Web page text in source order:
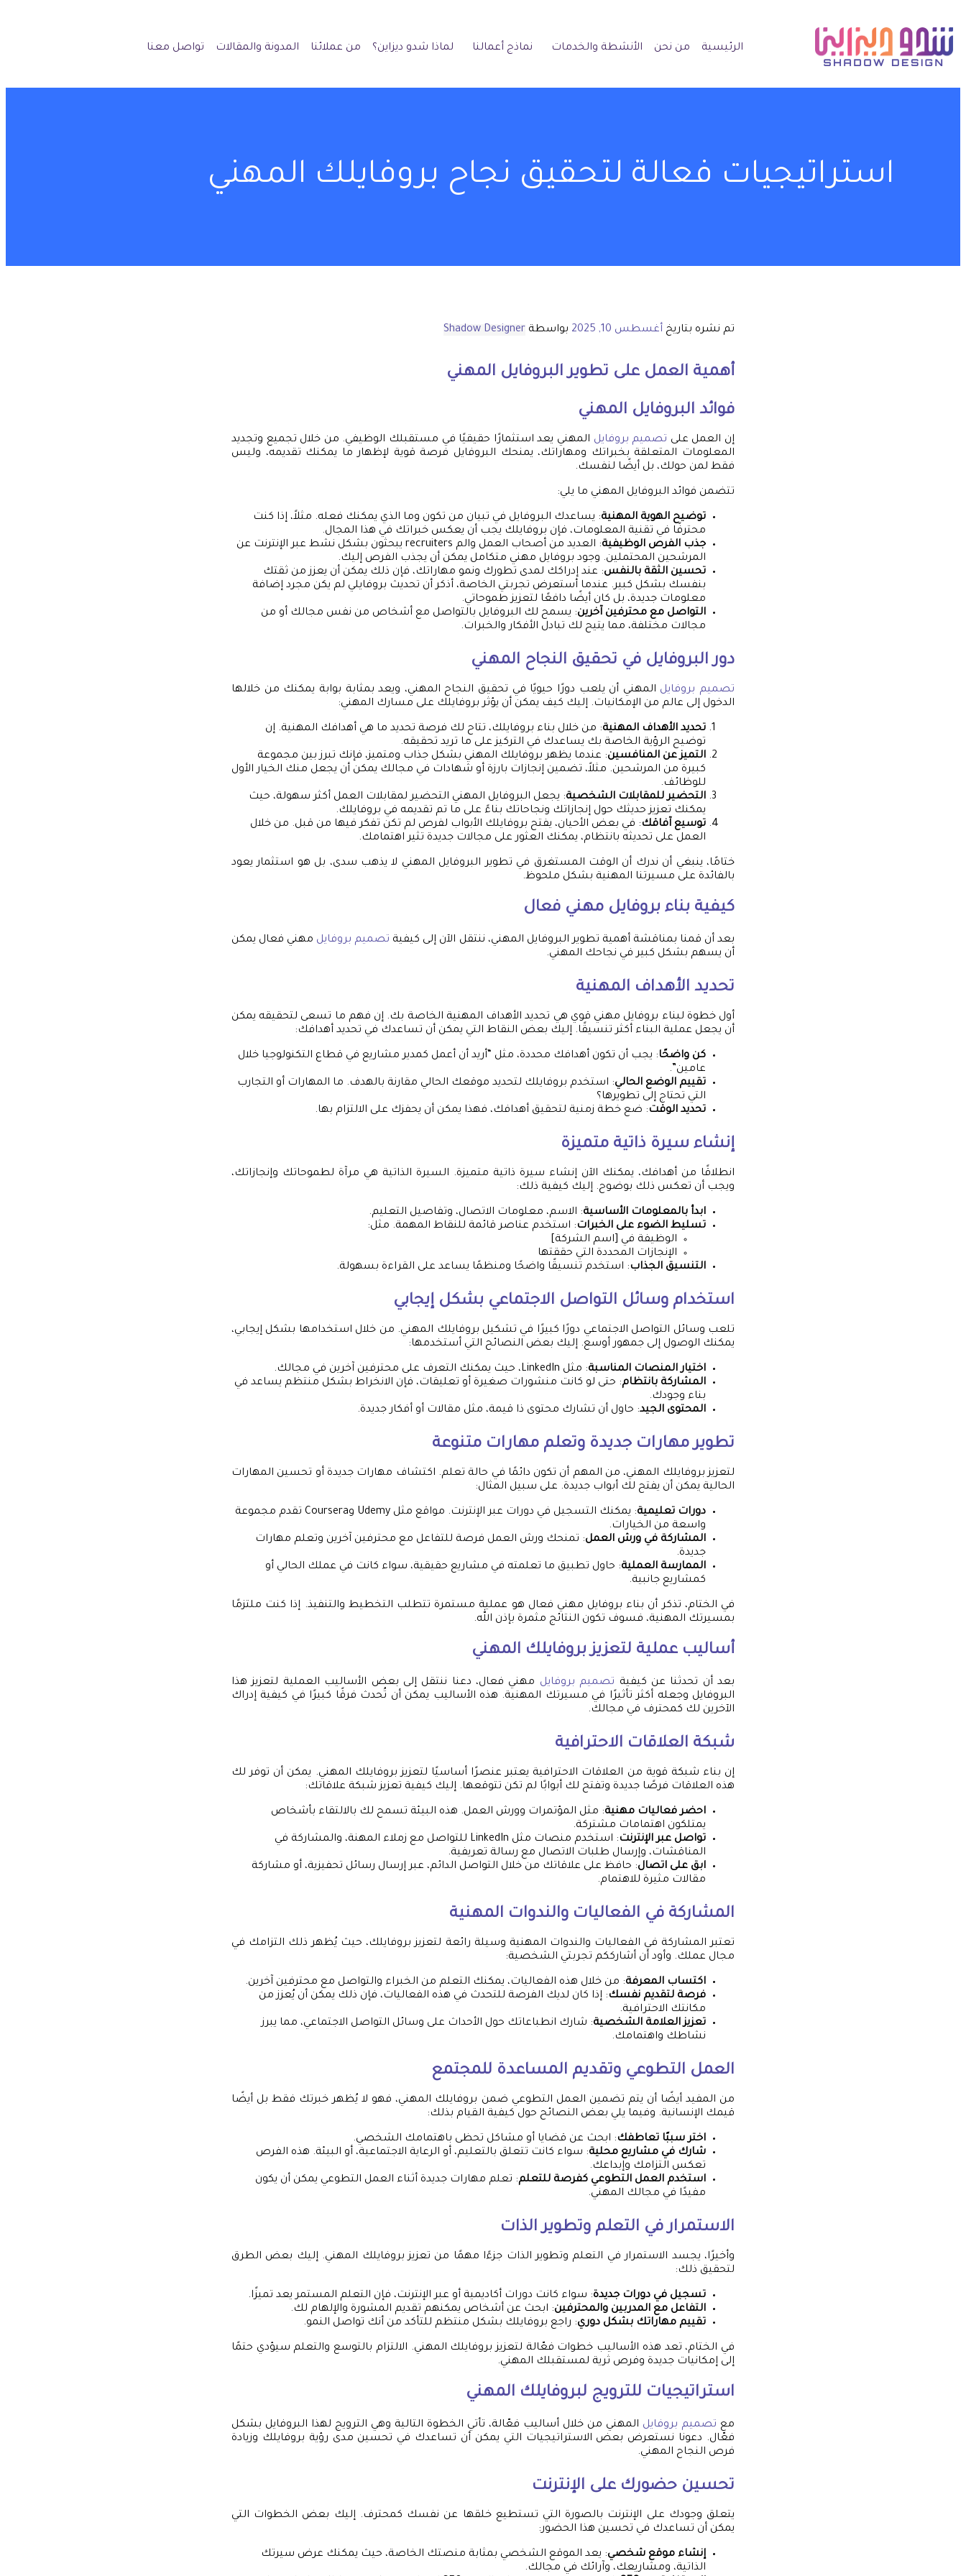
الرئيسية من نحن الأنشطة والخدمات نماذج أعمالنا لماذا شدو ديزاين؟ من عملائنا المدونة والمقالات تواصل معنا
استراتيجيات فعالة لتحقيق نجاح بروفايلك المهني
تم نشره بتاريخ أغسطس 10, 2025 بواسطة Shadow Designer
أهمية العمل على تطوير البروفايل المهني
فوائد البروفايل المهني
إن العمل على تصميم بروفايل المهني يعد استثمارًا حقيقيًا في مستقبلك الوظيفي. من خلال تجميع وتجديد
المعلومات المتعلقة بخبراتك ومهاراتك، يمنحك البروفايل فرصة قوية لإظهار ما يمكنك تقديمه، وليس
فقط لمن حولك، بل أيضًا لنفسك.
تتضمن فوائد البروفايل المهني ما يلي:
توضيح الهوية المهنية: يساعدك البروفايل في تبيان من تكون وما الذي يمكنك فعله. مثلاً، إذا كنت
محترفًا في تقنية المعلومات، فإن بروفايلك يجب أن يعكس خبراتك في هذا المجال.
جذب الفرص الوظيفية
: العديد من أصحاب العمل والم recruiters يبحثون بشكل نشط عبر الإنترنت عن
المرشحين المحتملين. وجود بروفايل مهني متكامل يمكن أن يجذب الفرص إليك.
تحسين الثقة بالنفس: عند إدراكك لمدى تطورك ونمو مهاراتك، فإن ذلك يمكن أن يعزز من ثقتك
بنفسك بشكل كبير. عندما أستعرض تجربتي الخاصة، أذكر أن تحديث بروفايلي لم يكن مجرد إضافة
معلومات جديدة، بل كان أيضًا دافعًا لتعزيز طموحاتي.
التواصل مع محترفين آخرين: يسمح لك البروفايل بالتواصل مع أشخاص من نفس مجالك أو من
مجالات مختلفة، مما يتيح لك تبادل الأفكار والخبرات.
دور البروفايل في تحقيق النجاح المهني
تصميم بروفايل المهني أن يلعب دورًا حيويًا في تحقيق النجاح المهني، ويعد بمثابة بوابة يمكنك من خلالها
الدخول إلى عالم من الإمكانيات. إليك كيف يمكن أن يؤثر بروفايلك على مسارك المهني:
تحديد الأهداف المهنية: من خلال بناء بروفايلك، تتاح لك فرصة تحديد ما هي أهدافك المهنية. إن
توضيح الرؤية الخاصة بك يساعدك في التركيز على ما تريد تحقيقه.
التميز عن المنافسين: عندما يظهر بروفايلك المهني بشكل جذاب ومتميز، فإنك تبرز بين مجموعة
كبيرة من المرشحين. مثلاً، تضمين إنجازات بارزة أو شهادات في مجالك يمكن أن يجعل منك الخيار الأول
للوظائف.
التحضير للمقابلات الشخصية: يجعل البروفايل المهني التحضير لمقابلات العمل أكثر سهولة، حيث
يمكنك تعزيز حديثك حول إنجازاتك ونجاحاتك بناءً على ما تم تقديمه في بروفايلك.
توسيع آفاقك: في بعض الأحيان، يفتح بروفايلك الأبواب لفرص لم تكن تفكر فيها من قبل. من خلال
العمل على تحديثه بانتظام، يمكنك العثور على مجالات جديدة تثير اهتمامك.
ختامًا، ينبغي أن ندرك أن الوقت المستغرق في تطوير البروفايل المهني لا يذهب سدى، بل هو استثمار يعود
بالفائدة على مسيرتنا المهنية بشكل ملحوظ.
كيفية بناء بروفايل مهني فعال
بعد أن قمنا بمناقشة أهمية تطوير البروفايل المهني، ننتقل الآن إلى كيفية تصميم بروفايل مهني فعال يمكن
أن يسهم بشكل كبير في نجاحك المهني.
تحديد الأهداف المهنية
أول خطوة لبناء بروفايل مهني قوي هي تحديد الأهداف المهنية الخاصة بك. إن فهم ما تسعى لتحقيقه يمكن
أن يجعل عملية البناء أكثر تنسيقًا. إليك بعض النقاط التي يمكن أن تساعدك في تحديد أهدافك:
كن واضحًا: يجب أن تكون أهدافك محددة، مثل “أريد أن أعمل كمدير مشاريع في قطاع التكنولوجيا خلال
عامين”.
تقييم الوضع الحالي: استخدم بروفايلك لتحديد موقعك الحالي مقارنة بالهدف. ما المهارات أو التجارب
التي تحتاج إلى تطويرها؟
تحديد الوقت: ضع خطة زمنية لتحقيق أهدافك، فهذا يمكن أن يحفزك على الالتزام بها.
إنشاء سيرة ذاتية متميزة
انطلاقًا من أهدافك، يمكنك الآن إنشاء سيرة ذاتية متميزة. السيرة الذاتية هي مرآة لطموحاتك وإنجازاتك،
ويجب أن تعكس ذلك بوضوح. إليك كيفية ذلك:
ابدأ بالمعلومات الأساسية: الاسم، معلومات الاتصال، وتفاصيل التعليم.
تسليط الضوء على الخبرات: استخدم عناصر قائمة للنقاط المهمة. مثل:
الوظيفة في [اسم الشركة]
الإنجازات المحددة التي حققتها
التنسيق الجذاب: استخدم تنسيقًا واضحًا ومنظمًا يساعد على القراءة بسهولة.
استخدام وسائل التواصل الاجتماعي بشكل إيجابي
تلعب وسائل التواصل الاجتماعي دورًا كبيرًا في تشكيل بروفايلك المهني. من خلال استخدامها بشكل إيجابي،
يمكنك الوصول إلى جمهور أوسع. إليك بعض النصائح التي أستخدمها:
اختيار المنصات المناسبة: مثل LinkedIn، حيث يمكنك التعرف على محترفين آخرين في مجالك.
المشاركة بانتظام: حتى لو كانت منشورات صغيرة أو تعليقات، فإن الانخراط بشكل منتظم يساعد في
بناء وجودك.
المحتوى الجيد: حاول أن تشارك محتوى ذا قيمة، مثل مقالات أو أفكار جديدة.
تطوير مهارات جديدة وتعلم مهارات متنوعة
لتعزيز بروفايلك المهني، من المهم أن تكون دائمًا في حالة تعلم. اكتشاف مهارات جديدة أو تحسين المهارات
الحالية يمكن أن يفتح لك أبواب جديدة. على سبيل المثال:
دورات تعليمية
: يمكنك التسجيل في دورات عبر الإنترنت. مواقع مثل Udemy وCoursera تقدم مجموعة
واسعة من الخيارات.
المشاركة في ورش العمل: تمنحك ورش العمل فرصة للتفاعل مع محترفين آخرين وتعلم مهارات
جديدة.
الممارسة العملية: حاول تطبيق ما تعلمته في مشاريع حقيقية، سواء كانت في عملك الحالي أو
كمشاريع جانبية.
في الختام، تذكر أن بناء بروفايل مهني فعال هو عملية مستمرة تتطلب التخطيط والتنفيذ. إذا كنت ملتزمًا
بمسيرتك المهنية، فسوف تكون النتائج مثمرة بإذن الله.
أساليب عملية لتعزيز بروفايلك المهني
بعد أن تحدثنا عن كيفية تصميم بروفايل مهني فعال، دعنا ننتقل إلى بعض الأساليب العملية لتعزيز هذا
البروفايل وجعله أكثر تأثيرًا في مسيرتك المهنية. هذه الأساليب يمكن أن تُحدث فرقًا كبيرًا في كيفية إدراك
الآخرين لك كمحترف في مجالك.
شبكة العلاقات الاحترافية
إن بناء شبكة قوية من العلاقات الاحترافية يعتبر عنصرًا أساسيًا لتعزيز بروفايلك المهني. يمكن أن توفر لك
هذه العلاقات فرصًا جديدة وتفتح لك أبوابًا لم تكن تتوقعها. إليك كيفية تعزيز شبكة علاقاتك:
احضر فعاليات مهنية: مثل المؤتمرات وورش العمل. هذه البيئة تسمح لك بالالتقاء بأشخاص
يمتلكون اهتمامات مشتركة.
تواصل عبر الإنترنت
: استخدم منصات مثل LinkedIn للتواصل مع زملاء المهنة، والمشاركة في
المناقشات، وإرسال طلبات الاتصال مع رسالة تعريفية.
ابق على اتصال: حافظ على علاقاتك من خلال التواصل الدائم، عبر إرسال رسائل تحفيزية، أو مشاركة
مقالات مثيرة للاهتمام.
المشاركة في الفعاليات والندوات المهنية
تعتبر المشاركة في الفعاليات والندوات المهنية وسيلة رائعة لتعزيز بروفايلك، حيث يُظهر ذلك التزامك في
مجال عملك. وأود أن أشارككم تجربتي الشخصية:
اكتساب المعرفة: من خلال هذه الفعاليات، يمكنك التعلم من الخبراء والتواصل مع محترفين آخرين.
فرصة لتقديم نفسك: إذا كان لديك الفرصة للتحدث في هذه الفعاليات، فإن ذلك يمكن أن يُعزز من
مكانتك الاحترافية.
تعزيز العلامة الشخصية: شارك انطباعاتك حول الأحداث على وسائل التواصل الاجتماعي، مما يبرز
نشاطك واهتمامك.
العمل التطوعي وتقديم المساعدة للمجتمع
من المفيد أيضًا أن يتم تضمين العمل التطوعي ضمن بروفايلك المهني، فهو لا يُظهر خبرتك فقط بل أيضًا
قيمك الإنسانية. وفيما يلي بعض النصائح حول كيفية القيام بذلك:
اختر سببًا تعاطفك: ابحث عن قضايا أو مشاكل تحظى باهتمامك الشخصي.
شارك في مشاريع محلية: سواء كانت تتعلق بالتعليم، أو الرعاية الاجتماعية، أو البيئة. هذه الفرص
تعكس التزامك وإبداعك.
استخدم العمل التطوعي كفرصة للتعلم: تعلم مهارات جديدة أثناء العمل التطوعي يمكن أن يكون
مفيدًا في مجالك المهني.
الاستمرار في التعلم وتطوير الذات
وأخيرًا، يجسد الاستمرار في التعلم وتطوير الذات جزءًا مهمًا من تعزيز بروفايلك المهني. إليك بعض الطرق
لتحقيق ذلك:
تسجيل في دورات جديدة: سواء كانت دورات أكاديمية أو عبر الإنترنت، فإن التعلم المستمر يعد تميزًا.
التفاعل مع المدربين والمحترفين: ابحث عن أشخاص يمكنهم تقديم المشورة والإلهام لك.
تقييم مهاراتك بشكل دوري: راجع بروفايلك بشكل منتظم للتأكد من أنك تواصل النمو.
في الختام، تعد هذه الأساليب خطوات فعّالة لتعزيز بروفايلك المهني. الالتزام بالتوسع والتعلم سيؤدي حتمًا
إلى إمكانيات جديدة وفرص ثرية لمستقبلك المهني.
استراتيجيات للترويج لبروفايلك المهني
مع تصميم بروفايل المهني من خلال أساليب فعّالة، تأتي الخطوة التالية وهي الترويج لهذا البروفايل بشكل
فعّال. دعونا نستعرض بعض الاستراتيجيات التي يمكن أن تساعدك في تحسين مدى رؤية بروفايلك وزيادة
فرص النجاح المهني.
تحسين حضورك على الإنترنت
يتعلق وجودك على الإنترنت بالصورة التي تستطيع خلقها عن نفسك كمحترف. إليك بعض الخطوات التي
يمكن أن تساعدك في تحسين هذا الحضور:
إنشاء موقع شخصي: يعد الموقع الشخصي بمثابة منصتك الخاصة، حيث يمكنك عرض سيرتك
الذاتية، ومشاريعك، وآرائك في مجالك.